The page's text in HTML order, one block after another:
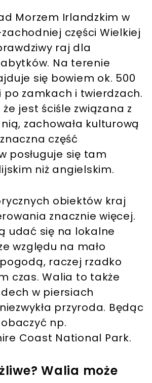
Morzem Irlandzkim w
części Wielkiej
raj dla
Na terenie
się bowiem ok. 500
po zamkach i twierdzach.
jest ściśle związana z
zachowała kulturową
część
posługuje się tam
niż angielskim.
obiektów kraj
znacznie więcej.
udać się na lokalne
względu na mało
raczej rzadko
czas. Walia to także
w piersiach
przyroda. Będąc
np.
Coast National Park.
Walia może